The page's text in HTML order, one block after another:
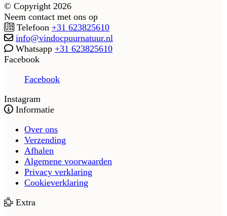
© Copyright 2026
Neem contact met ons op
Telefoon +31 623825610
info@vindocpuurnatuur.nl
Whatsapp +31 623825610
Facebook
Facebook
Instagram
Informatie
Over ons
Verzending
Afhalen
Algemene voorwaarden
Privacy verklaring
Cookieverklaring
Extra